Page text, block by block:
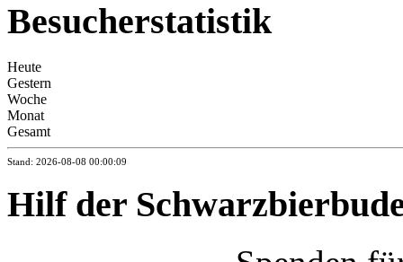
Besucherstatistik
Heute
Gestern
Woche
Monat
Gesamt
Stand: 2026-08-08 00:00:09
Hilf der